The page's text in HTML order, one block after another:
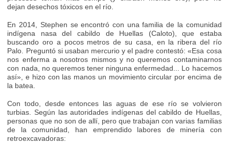
dejan desechos tóxicos en el río.
En 2014, Stephen se encontró con una familia de la comunidad
indígena nasa del cabildo de Huellas (Caloto), que estaba
buscando oro a pocos metros de su casa, en la ribera del río
Palo. Preguntó si usaban mercurio y el padre contestó: «Esa cosa
nos enferma a nosotros mismos y no queremos contaminarnos
con nada, no queremos tener ninguna enfermedad... Lo hacemos
así», e hizo con las manos un movimiento circular por encima de
la batea.
Con todo, desde entonces las aguas de ese río se volvieron
turbias. Según las autoridades indígenas del cabildo de Huellas,
personas que no son de allí, pero que trabajan con varias familias
de la comunidad, han emprendido labores de minería con
retroexcavadoras: